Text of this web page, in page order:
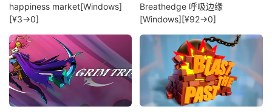
happiness market[Windows]
[¥3→0]
Breathedge 呼吸边缘
[Windows][¥92→0]